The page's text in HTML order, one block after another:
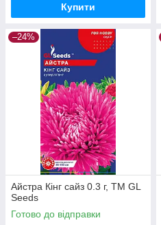
Купити
–24%
Айстра Кiнг сайз 0.3 г, TM GL
Seeds
Готово до відправки